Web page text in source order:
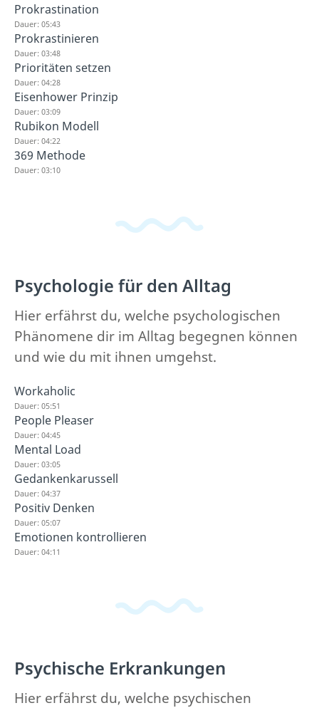
Prokrastination
Dauer: 05:43
Prokrastinieren
Dauer: 03:48
Prioritäten setzen
Dauer: 04:28
Eisenhower Prinzip
Dauer: 03:09
Rubikon Modell
Dauer: 04:22
369 Methode
Dauer: 03:10
Psychologie für den Alltag
Hier erfährst du, welche psychologischen
Phänomene dir im Alltag begegnen können
und wie du mit ihnen umgehst.
Workaholic
Dauer: 05:51
People Pleaser
Dauer: 04:45
Mental Load
Dauer: 03:05
Gedankenkarussell
Dauer: 04:37
Positiv Denken
Dauer: 05:07
Emotionen kontrollieren
Dauer: 04:11
Psychische Erkrankungen
Hier erfährst du, welche psychischen